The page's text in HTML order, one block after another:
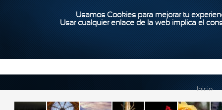
Usamos Cookies para mejorar tu
Usar cualquier enlace de la web implica el
Inicio